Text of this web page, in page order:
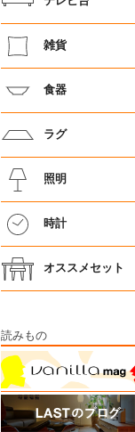
雑貨
食器
ラグ
照明
時計
オススメセット
読みもの